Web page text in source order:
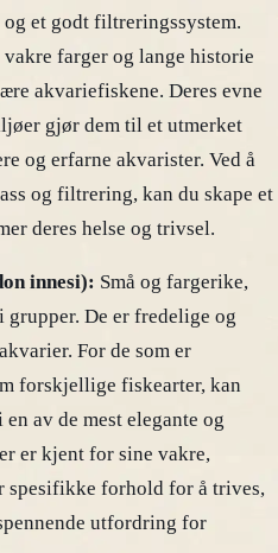
og et godt filtreringssystem.
farger og lange historie
akvariefiskene. Deres evne
gjør dem til et utmerket
og erfarne akvarister. Ved å
og filtrering, kan du skape et
deres helse og trivsel.
innesi): Små og fargerike,
grupper. De er fredelige og
For de som er
forskjellige fiskearter, kan
av de mest elegante og
er kjent for sine vakre,
spesifikke forhold for å trives,
utfordring for